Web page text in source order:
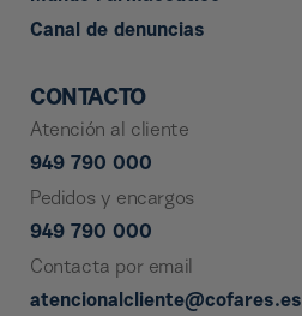
Canal de denuncias
CONTACTO
Atención al cliente
949 790 000
Pedidos y encargos
949 790 000
Contacta por email
atencionalcliente@cofares.es